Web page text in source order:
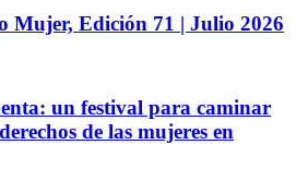
Mujer, Edición 71 | Julio 2026
un festival para caminar
de las mujeres en